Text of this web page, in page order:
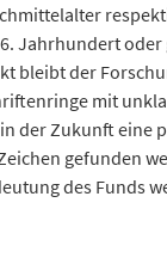
Jahrhundert oder
bleibt der
mit
der Zukunft eine
gefunden
des Funds